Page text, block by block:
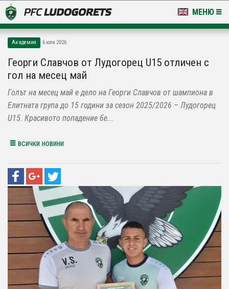
МЕНЮ
LUDOGORETS TV
НА ТЕРЕНА
СТАДИОН & БАЗИ
Академия 6 юли 2026
Георги Славчов от Лудогорец U15 отличен с
гол на месец май
Голът на месец май е дело на Георги Славчов от шампиона в
Елитната група до 15 години за сезон 2025/2026 – Лудогорец
U15. Красивото попадение бе...
всички новини